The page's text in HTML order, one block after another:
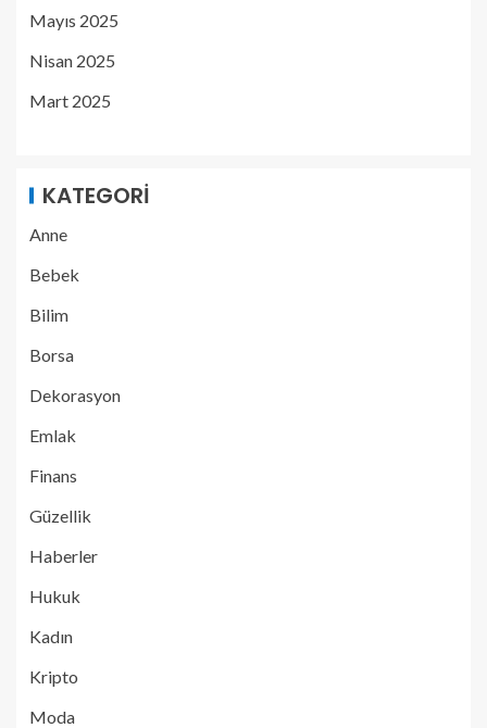
Mayıs 2025
Nisan 2025
Mart 2025
KATEGORI
Anne
Bebek
Bilim
Borsa
Dekorasyon
Emlak
Finans
Güzellik
Haberler
Hukuk
Kadın
Kripto
Moda